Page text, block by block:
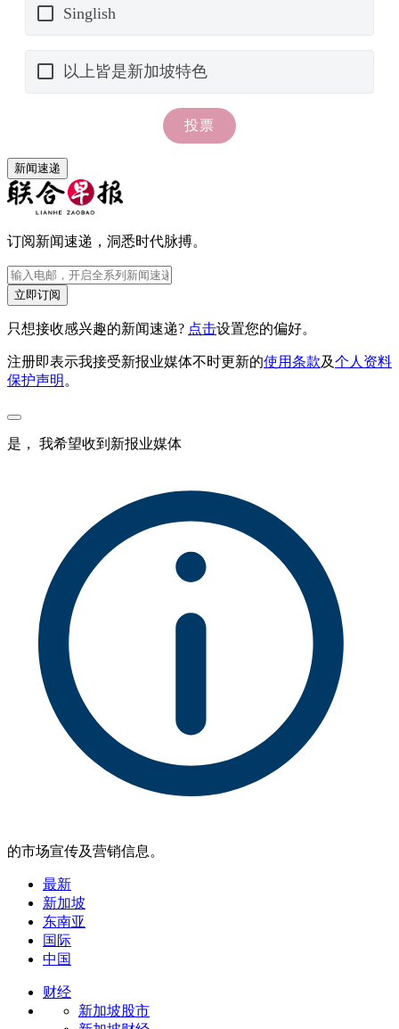
新闻速递
订阅新闻速递，洞悉时代脉搏。
立即订阅
只想接收感兴趣的新闻速递? 点击设置您的偏好。
注册即表示我接受新报业媒体不时更新的使用条款及个人资料
保护声明 。
是， 我希望收到新报业媒体
的市场宣传及营销信息。
最新
新加坡
东南亚
国际
中国
财经
新加坡股市